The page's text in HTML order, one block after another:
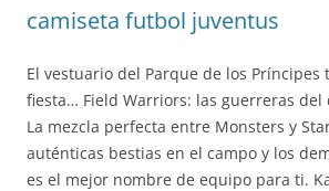
camiseta futbol juventus
El vestuario del Parque de los Príncipes
fiesta… Field Warriors: las guerreras del
La mezcla perfecta entre Monsters y
auténticas bestias en el campo y los
es el mejor nombre de equipo para ti.